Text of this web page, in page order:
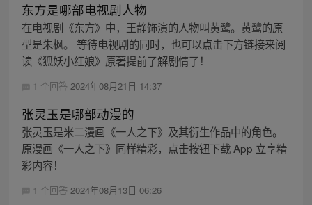
东方是哪部电视剧人物
在电视剧《东方》中，王静饰演的人物叫黄鹭。黄鹭的原
型是朱枫。 等待电视剧的同时，也可以点击下方链接来阅
读《狐妖小红娘》原著提前了解剧情了！
1 个回答 2024年08月21日 14:37
张灵玉是哪部动漫的
张灵玉是米二漫画《一人之下》及其衍生作品中的角色。
原漫画《一人之下》同样精彩，点击按钮下载 App 立享精
彩内容！
1 个回答 2024年08月13日 06:26